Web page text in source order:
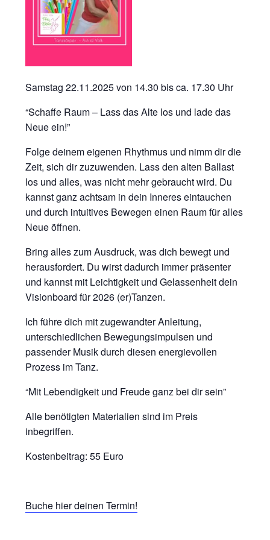
Samstag 22.11.2025 von 14.30 bis ca. 17.30 Uhr
“Schaffe Raum – Lass das Alte los und lade das
Neue ein!”
Folge deinem eigenen Rhythmus und nimm dir die
Zeit, sich dir zuzuwenden. Lass den alten Ballast
los und alles, was nicht mehr gebraucht wird. Du
kannst ganz achtsam in dein Inneres eintauchen
und durch intuitives Bewegen einen Raum für alles
Neue öffnen.
Bring alles zum Ausdruck, was dich bewegt und
herausfordert. Du wirst dadurch immer präsenter
und kannst mit Leichtigkeit und Gelassenheit dein
Visionboard für 2026 (er)Tanzen.
Ich führe dich mit zugewandter Anleitung,
unterschiedlichen Bewegungsimpulsen und
passender Musik durch diesen energievollen
Prozess im Tanz.
“Mit Lebendigkeit und Freude ganz bei dir sein”
Alle benötigten Materialien sind im Preis
inbegriffen.
Kostenbeitrag: 55 Euro
Buche hier deinen Termin!